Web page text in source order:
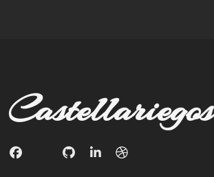
Castellariegos